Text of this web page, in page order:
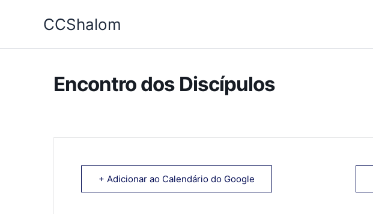
CCShalom
Encontro dos Discípulos
+ Adicionar ao Calendário do Google